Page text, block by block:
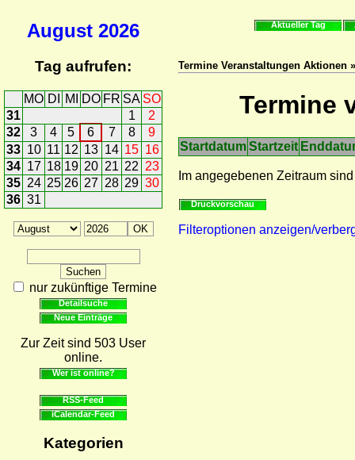
August 2026
Tag aufrufen:
MO DI MI DO FR SA SO
31
1
2
32
3 4 5 6 7 8
9
33 10 11 12 13 14 15 16
34 17 18 19 20 21 22 23
35 24 25 26 27 28 29 30
36 31
nur zukünftige Termine
Detailsuche
Neue Einträge
Zur Zeit sind 503 User
online.
Wer ist online?
RSS-Feed
iCalendar-Feed
Kategorien
Aktueller Tag
Termine Veranstaltungen Aktionen
Termine
StartdatumStartzeit
Im angegebenen Zeitraum
Druckvorschau
Filteroptionen anzeigen/